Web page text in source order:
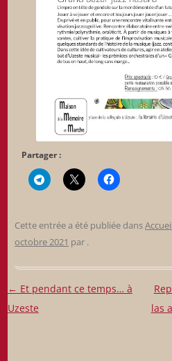
Partager :
Cette entrée a été publiée dansAccueil
octobre 2021 par .
Navigation
des
← Et pendant ce temps… à
Uzeste
las